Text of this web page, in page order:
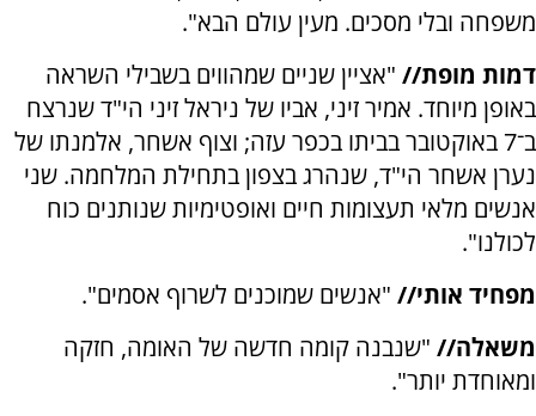
משפחה ובלי מסכים. מעין עולם הבא".
דמות מופת// "אציין שניים שמהווים בשבילי השראה
באופן מיוחד. אמיר זיני, אביו של ניראל זיני הי"ד שנרצח
ב־7 באוקטובר בביתו בכפר עזה; וצוף אשחר, אלמנתו של
נערן אשחר הי"ד, שנהרג בצפון בתחילת המלחמה. שני
אנשים מלאי תעצומות חיים ואופטימיות שנותנים כוח
לכולנו".
מפחיד אותי// "אנשים שמוכנים לשרוף אסמים".
משאלה// "שנבנה קומה חדשה של האומה, חזקה
ומאוחדת יותר".